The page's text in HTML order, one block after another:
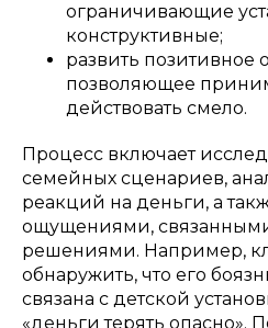
ограничивающие
конструктивные;
развить позитивное
позволяющее
действовать смело.
Процесс включает
семейных сценариев,
реакций на деньги, а
ощущениями,
решениями. Например,
обнаружить, что его
связана с детской
«деньги терять опасно».